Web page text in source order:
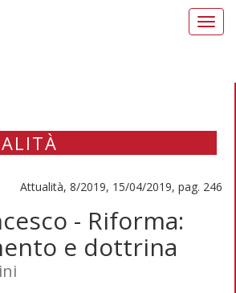
Attualità, 8/2019, 15/04/2019, pag. 246
- Riforma:
e dottrina